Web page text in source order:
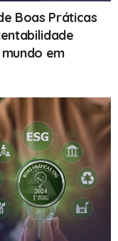
Boas Práticas
em